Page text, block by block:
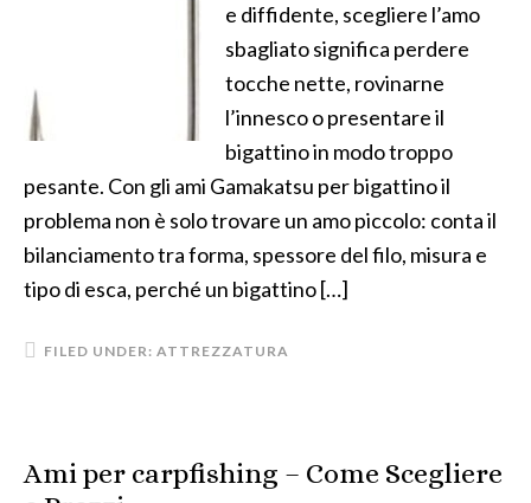
e diffidente, scegliere l’amo
sbagliato significa perdere
tocche nette, rovinarne
l’innesco o presentare il
bigattino in modo troppo
pesante. Con gli ami Gamakatsu per bigattino il
problema non è solo trovare un amo piccolo: conta il
bilanciamento tra forma, spessore del filo, misura e
tipo di esca, perché un bigattino […]
FILED UNDER: ATTREZZATURA
Ami per carpfishing​ – Come Scegliere